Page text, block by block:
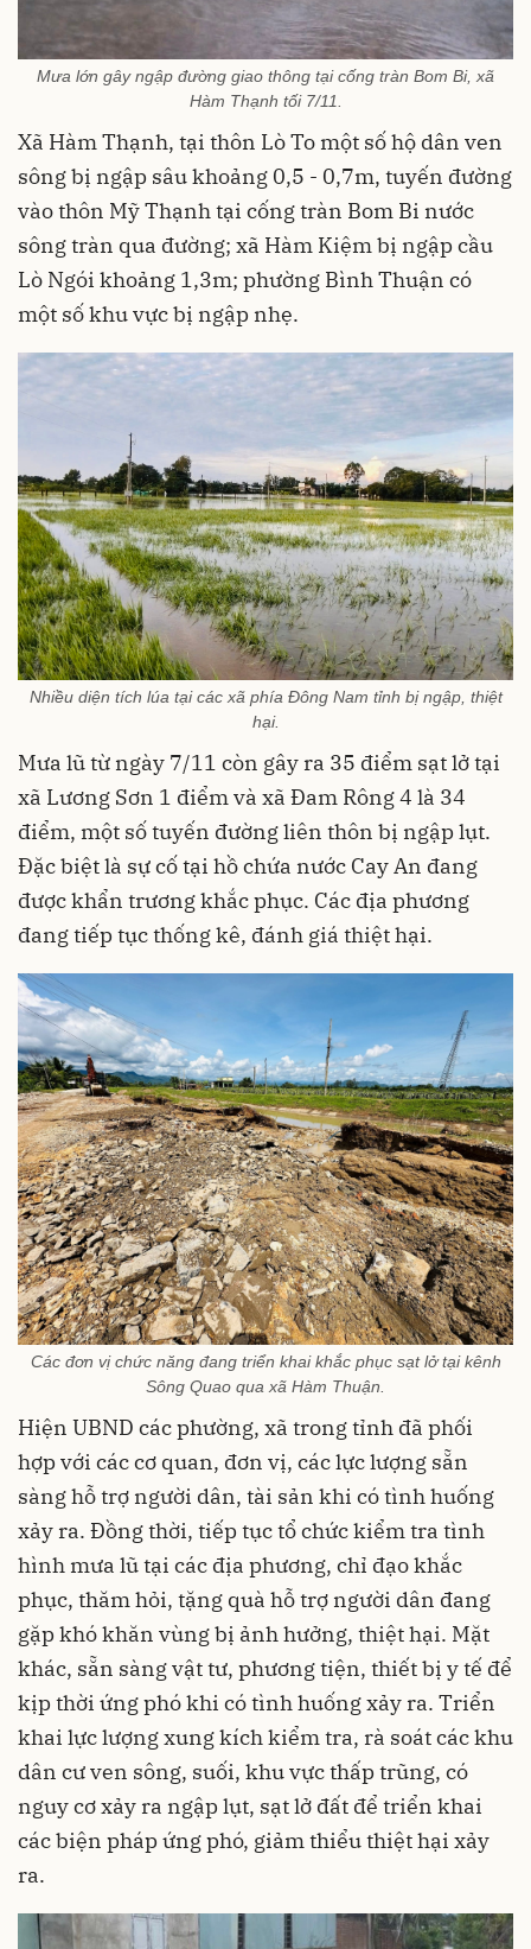
Mưa lớn gây ngập đường giao thông tại cống tràn Bom Bi, xã
Hàm Thạnh tối 7/11.
Xã Hàm Thạnh, tại thôn Lò To một số hộ dân ven
sông bị ngập sâu khoảng 0,5 - 0,7m, tuyến đường
vào thôn Mỹ Thạnh tại cống tràn Bom Bi nước
sông tràn qua đường; xã Hàm Kiệm bị ngập cầu
Lò Ngói khoảng 1,3m; phường Bình Thuận có
một số khu vực bị ngập nhẹ.
Nhiều diện tích lúa tại các xã phía Đông Nam tỉnh bị ngập, thiệt
hại.
Mưa lũ từ ngày 7/11 còn gây ra 35 điểm sạt lở tại
xã Lương Sơn 1 điểm và xã Đam Rông 4 là 34
điểm, một số tuyến đường liên thôn bị ngập lụt.
Đặc biệt là sự cố tại hồ chứa nước Cay An đang
được khẩn trương khắc phục. Các địa phương
đang tiếp tục thống kê, đánh giá thiệt hại.
Các đơn vị chức năng đang triển khai khắc phục sạt lở tại kênh
Sông Quao qua xã Hàm Thuận.
Hiện UBND các phường, xã trong tỉnh đã phối
hợp với các cơ quan, đơn vị, các lực lượng sẵn
sàng hỗ trợ người dân, tài sản khi có tình huống
xảy ra. Đồng thời, tiếp tục tổ chức kiểm tra tình
hình mưa lũ tại các địa phương, chỉ đạo khắc
phục, thăm hỏi, tặng quà hỗ trợ người dân đang
gặp khó khăn vùng bị ảnh hưởng, thiệt hại. Mặt
khác, sẵn sàng vật tư, phương tiện, thiết bị y tế để
kịp thời ứng phó khi có tình huống xảy ra. Triển
khai lực lượng xung kích kiểm tra, rà soát các khu
dân cư ven sông, suối, khu vực thấp trũng, có
nguy cơ xảy ra ngập lụt, sạt lở đất để triển khai
các biện pháp ứng phó, giảm thiểu thiệt hại xảy
ra.